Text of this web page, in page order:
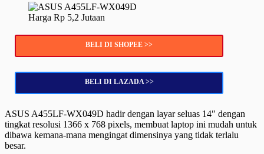
Harga Rp 5,2 Jutaan
BELI DI SHOPEE >>
BELI DI LAZADA >>
ASUS A455LF-WX049D hadir dengan layar seluas 14″ dengan
tingkat resolusi 1366 x 768 pixels, membuat laptop ini mudah untuk
dibawa kemana-mana mengingat dimensinya yang tidak terlalu
besar.